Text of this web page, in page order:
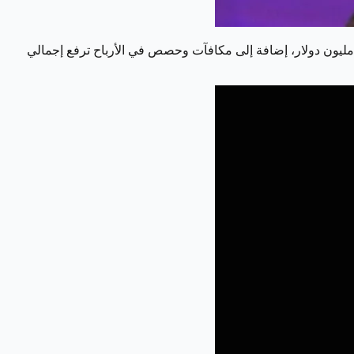
التنفيذي لشركة آبل، يأتي في المرتبة الثانية بأعلى الرواتب, حيث حصل كوك على راتب ثابت يبلغ حوالي 15 مليون دولار، إضافة إلى مكافآت وحصص في الأرباح ترفع إجمالي